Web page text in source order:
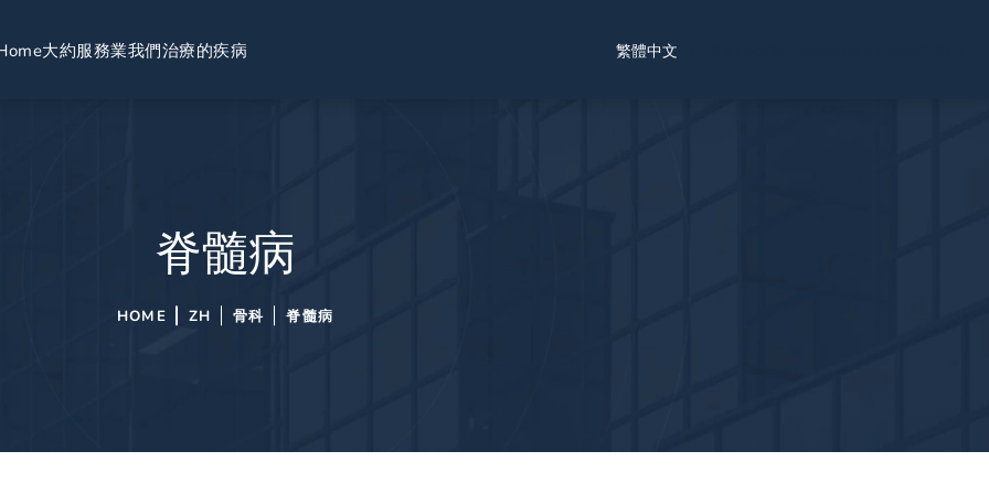
大約服務業我們治療的疾病 繁體中文
脊髓病
HOME ZH 骨科 脊髓病